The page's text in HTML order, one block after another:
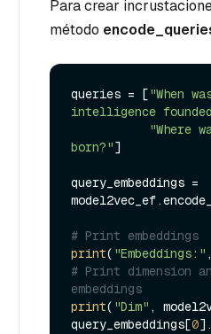
Para crear
método
queries = ["When
intelligence
"Where
born?"]
query_embeddings =
# Print embeddings
print( "Embeddings:"
# Print dimension
embeddings
print( "Dim" ,
query_embeddings[0